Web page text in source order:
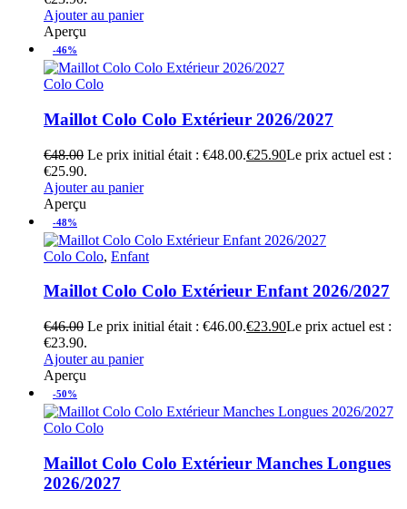
Ajouter au panier
Aperçu
-46%
Colo Colo
Maillot Colo Colo Extérieur 2026/2027
€48.00 Le prix initial était : €48.00.€25.90Le prix actuel est :
€25.90.
Ajouter au panier
Aperçu
-48%
Colo Colo, Enfant
Maillot Colo Colo Extérieur Enfant 2026/2027
€46.00 Le prix initial était : €46.00.€23.90Le prix actuel est :
€23.90.
Ajouter au panier
Aperçu
-50%
Colo Colo
Maillot Colo Colo Extérieur Manches Longues
2026/2027